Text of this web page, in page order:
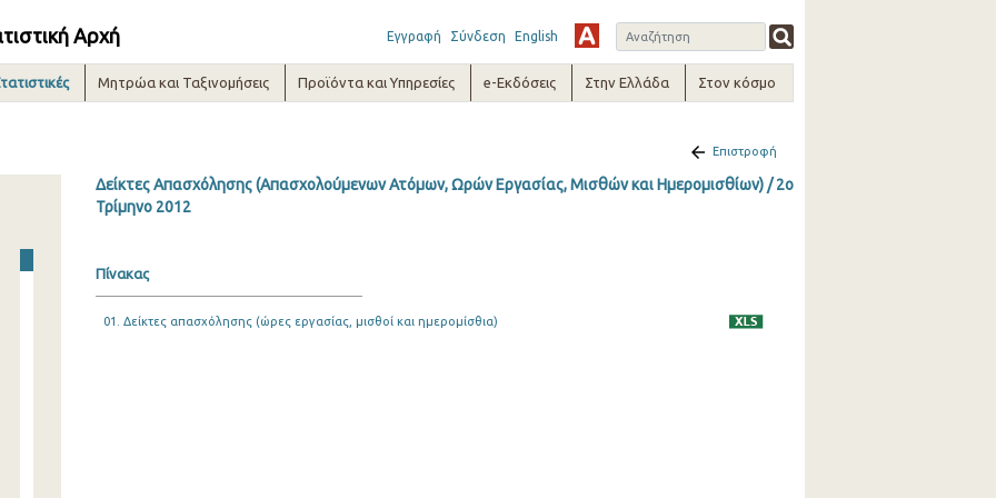
Αρχή Εγγραφή Σύνδεση English
Μητρώα και Ταξινομήσεις Προϊόντα και Υπηρεσίες e-Εκδόσεις Στην Ελλάδα Στον κόσμο
Επιστροφή
Δείκτες Απασχόλησης (Απασχολούμενων Ατόμων, Ωρών Εργασίας, Μισθών και Ημερομισθίων) / 2o
Τρίμηνο 2012
Πίνακας
01. Δείκτες απασχόλησης (ώρες εργασίας, μισθοί και ημερομίσθια)